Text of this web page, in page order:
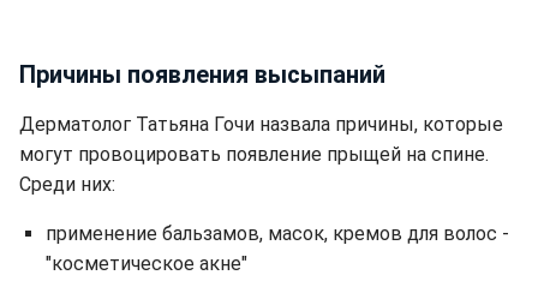
Причины появления высыпаний
Дерматолог Татьяна Гочи назвала причины, которые
могут провоцировать появление прыщей на спине.
Среди них:
применение бальзамов, масок, кремов для волос -
"косметическое акне"